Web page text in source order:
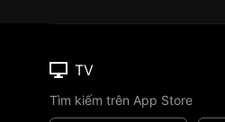
TV
Tìm kiếm trên App Store